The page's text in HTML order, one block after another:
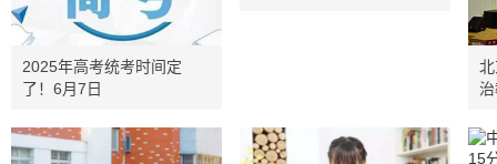
2025年高考统考时间定
了！6月7日